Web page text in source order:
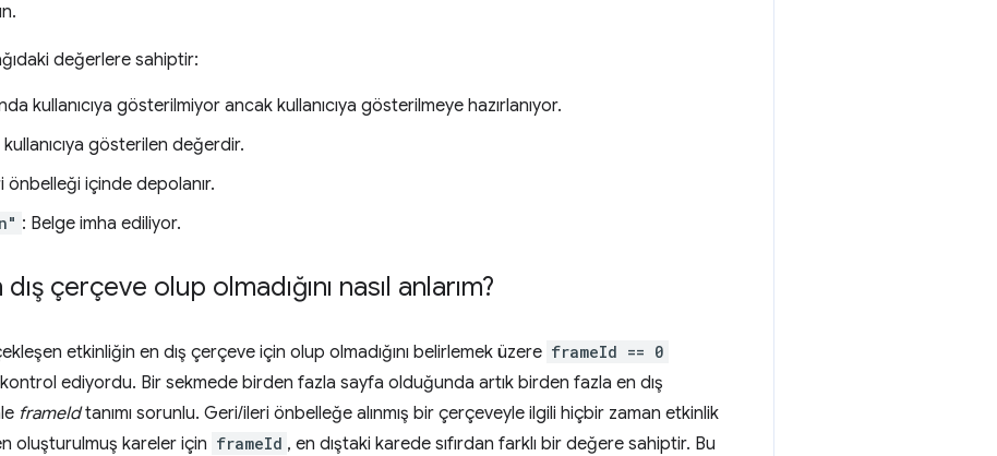
değerlere sahiptir:
kullanıcıya gösterilmiyor ancak kullanıcıya gösterilmeye hazırlanıyor.
gösterilen değerdir.
önbelleği içinde depolanır.
: Belge imha ediliyor.
çerçeve olup olmadığını nasıl anlarım?
etkinliğin en dış çerçeve için olup olmadığını belirlemek üzere frameId == 0
kontrol ediyordu. Bir sekmede birden fazla sayfa olduğunda artık birden fazla en dış
frameIdtanımı sorunlu. Geri/ileri önbelleğe alınmış bir çerçeveyle ilgili hiçbir zaman etkinlik
oluşturulmuş kareler için frameId , en dıştaki karede sıfırdan farklı bir değere sahiptir. Bu